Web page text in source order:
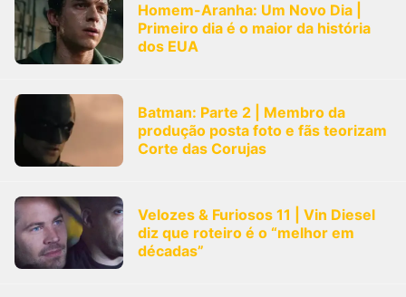
Homem-Aranha: Um Novo Dia |
Primeiro dia é o maior da história
dos EUA
Batman: Parte 2 | Membro da
produção posta foto e fãs teorizam
Corte das Corujas
Velozes & Furiosos 11 | Vin Diesel
diz que roteiro é o “melhor em
décadas”